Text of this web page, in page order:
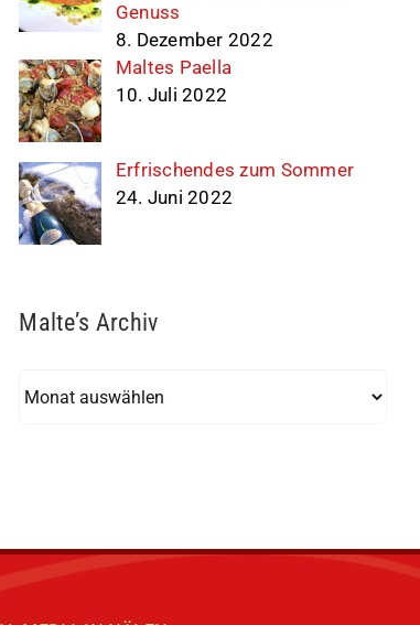
Genuss
8. Dezember 2022
Maltes Paella
10. Juli 2022
Erfrischendes zum Sommer
24. Juni 2022
Malte’s Archiv
Archiv